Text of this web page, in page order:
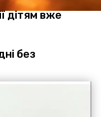
дітям вже
без